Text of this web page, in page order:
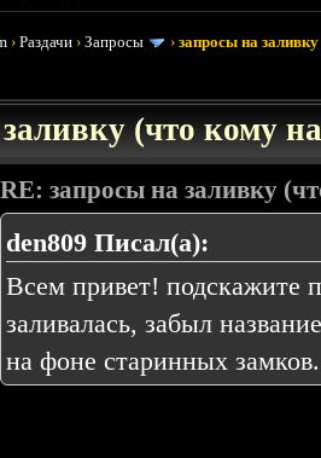
›Раздачи ›Запросы ›запросы на
(что кому
RE: запросы на заливку
den809 Писал(а):
Всем привет! подскажите
заливалась, забыл
на фоне старинных замков.